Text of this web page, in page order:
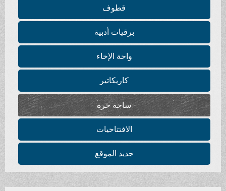
قطوف
برقيات أدبية
واحة الإخاء
كاريكاتير
ساحة حرة
الافتتاحيات
جديد الموقع